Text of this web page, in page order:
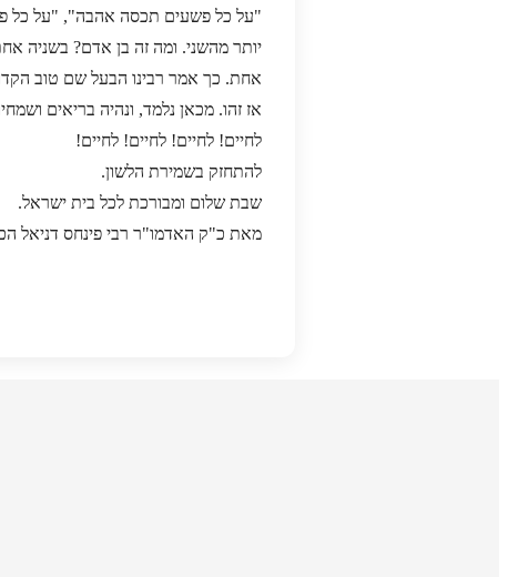
"על כל פשעים תכסה אהבה", "על כל
יותר מהשני. ומה זה בן אדם? בשניה
אחת. כך אמר רבינו הבעל שם טוב
אז זהו. מכאן נלמד, ונהיה בריאים
לחיים! לחיים! לחיים! לחיים!
להתחזק בשמירת הלשון.
שבת שלום ומבורכת לכל בית ישראל.
מאת כ"ק האדמו"ר רבי פינחס דניאל